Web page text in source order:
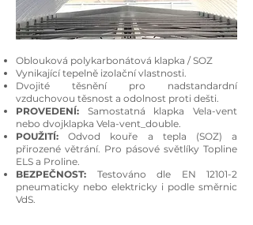
Oblouková polykarbonátová klapka / SOZ
Vynikající tepelně izolační vlastnosti.
Dvojité těsnění pro nadstandardní
vzduchovou těsnost a odolnost proti dešti.
PROVEDENÍ: Samostatná klapka Vela-vent
nebo dvojklapka Vela-vent_double.
POUŽITÍ: Odvod kouře a tepla (SOZ) a
přirozené větrání. Pro pásové světlíky Topline
ELS a Proline.
BEZPEČNOST: Testováno dle EN 12101-2
pneumaticky nebo elektricky i podle směrnic
VdS.